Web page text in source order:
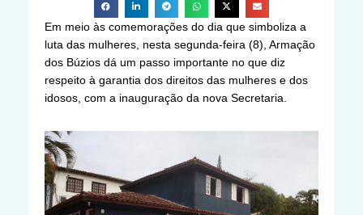
Em meio às comemorações do dia que simboliza a
luta das mulheres, nesta segunda-feira (8), Armação
dos Búzios dá um passo importante no que diz
respeito à garantia dos direitos das mulheres e dos
idosos, com a inauguração da nova Secretaria.